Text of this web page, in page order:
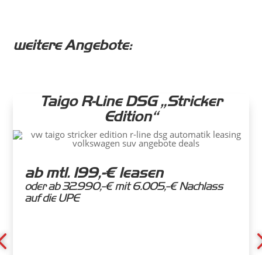
weitere Angebote:
Taigo R-Line DSG „Stricker
Edition“
ab mtl. 199,-€ leasen
oder ab 32.990,-€ mit 6.005,-€ Nachlass
auf die UPE